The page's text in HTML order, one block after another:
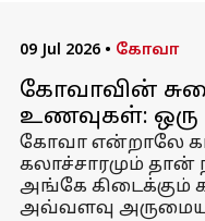
09 Jul 2026 • கோவா
கோவாவின்
உணவுகள்: ஒரு
கோவா என்றாலே
கலாச்சாரமும் தான்
அங்கே கிடைக்கும்
அவ்வளவு